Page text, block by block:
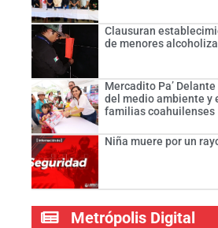
Clausuran
de menores
Mercadito Pa’
del medio ambiente y
familias coahuilenses
Niña muere por un
Metrópolis Digital